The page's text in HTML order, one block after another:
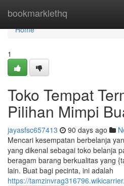
bookmarklethq
Home
Home
1
Toko Tempat
Pilihan Mimpi
jayasfsc657413 90 days ago
Mencari kesempatan berbelanja
yang dikenal sebagai toko belanja
beragam barang berkualitas yang
lain. Buat bagi pecinta, ini adalah
https://